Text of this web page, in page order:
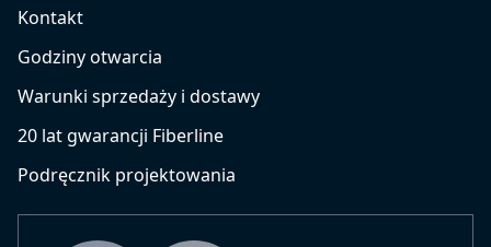
Kontakt
Godziny otwarcia
Warunki sprzedaży i dostawy
20 lat gwarancji Fiberline
Podręcznik projektowania